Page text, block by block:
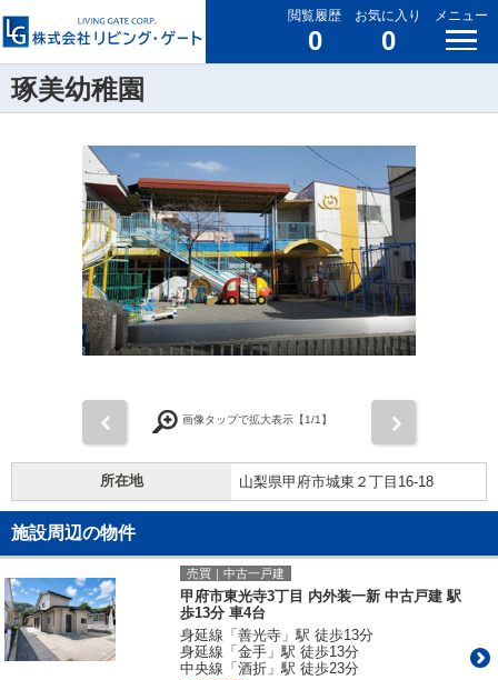
閲覧履歴
0
お気に入り
0
メニュー
琢美幼稚園
画像タップで拡大表示【1/1】
所在地 山梨県甲府市城東２丁目16-18
施設周辺の物件
売買｜中古一戸建
甲府市東光寺3丁目 内外装一新 中古戸建 駅
歩13分 車4台
身延線「善光寺」駅 徒歩13分
身延線「金手」駅 徒歩13分
中央線「酒折」駅 徒歩23分